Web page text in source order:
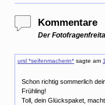
s
Kommentare
Der
ursl *seifenmacherin* sagte am
Schon richtig sommerlich
Frühling!
Toll, dein Glückspaket,